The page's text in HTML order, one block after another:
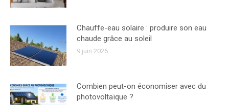
Chauffe-eau solaire : produire son eau
chaude grâce au soleil
9 juin 2026
Combien peut-on économiser avec du
photovoltaïque ?